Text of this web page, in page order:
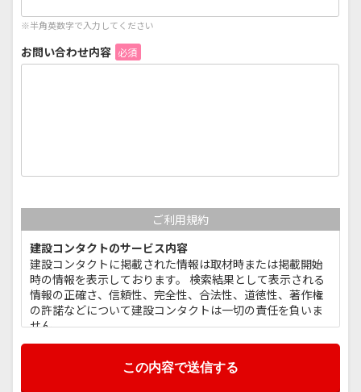
※半角英数字で入力してください
お問い合わせ内容 必須
ご利用規約
建設コンタクトのサービス内容
建設コンタクトに掲載された情報は取材時または掲載開始
時の情報を表示しております。 検索結果として表示される
情報の正確さ、信頼性、完全性、合法性、道徳性、著作権
の許諾などについて建設コンタクトは一切の責任を負いま
せん。
建設コンタクトの利用者は建設コンタクトの利用に関して